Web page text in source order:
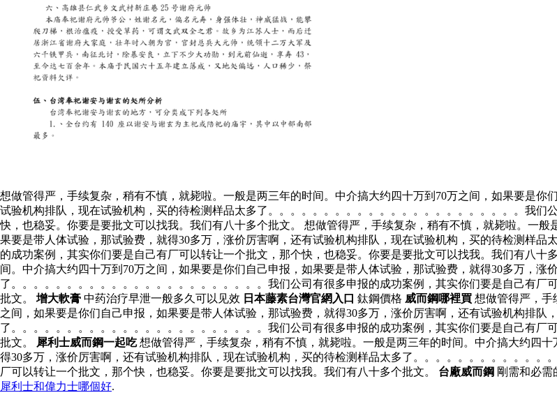
想做管得严，手续复杂，稍有不慎，就毙啦。一般是两三年的时间。中介搞大约四十万到70万之间，如果要是
试验机构排队，现在试验机构，买的待检测样品太多了。。。。。。。。。。。。。。。。。。。。。。。我
快，也稳妥。你要是要批文可以找我。我们有八十多个批文。 想做管得严，手续复杂，稍有不慎，就毙啦。一
果要是带人体试验，那试验费，就得30多万，涨价厉害啊，还有试验机构排队，现在试验机构，买的待检测样
的成功案例，其实你们要是自己有厂可以转让一个批文，那个快，也稳妥。你要是要批文可以找我。我们有八
间。中介搞大约四十万到70万之间，如果要是你们自己申报，如果要是带人体试验，那试验费，就得30多万，
了。。。。。。。。。。。。。。。。。。。。。。。我们公司有很多申报的成功案例，其实你们要是自己有
批文。 增大軟膏 中药治疗早泄一般多久可以见效 日本藤素台灣官網入口 鈦鋼價格 威而鋼哪裡買 想做管得严，手
之间，如果要是你们自己申报，如果要是带人体试验，那试验费，就得30多万，涨价厉害啊，还有试验机构排队
了。。。。。。。。。。。。。。。。。。。。。。。我们公司有很多申报的成功案例，其实你们要是自己有
批文。
犀利士威而鋼一起吃想做管得严，手续复杂，稍有不慎，就毙啦。一般是两三年的时间。中介搞大约四
得30多万，涨价厉害啊，还有试验机构排队，现在试验机构，买的待检测样品太多了。。。。。。。。。。。
厂可以转让一个批文，那个快，也稳妥。你要是要批文可以找我。我们有八十多个批文。 台廠威而鋼 剛需和必
犀利士和偉力士哪個好.